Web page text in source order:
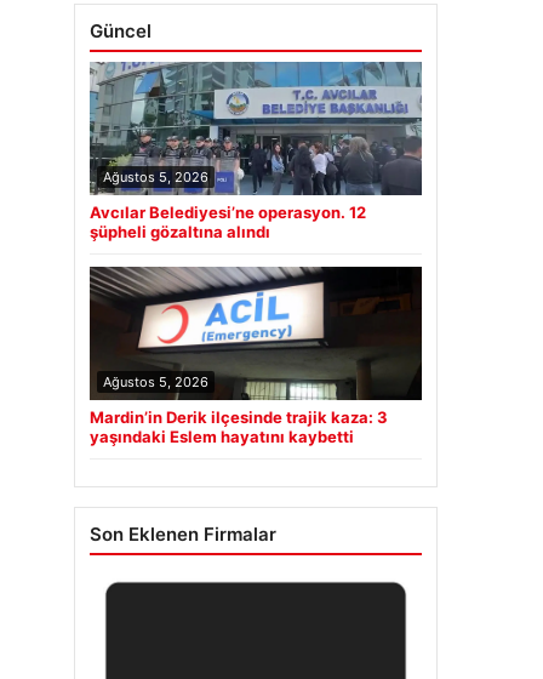
Güncel
Ağustos 5, 2026
Avcılar Belediyesi’ne operasyon. 12
şüpheli gözaltına alındı
Ağustos 5, 2026
Mardin’in Derik ilçesinde trajik kaza: 3
yaşındaki Eslem hayatını kaybetti
Son Eklenen Firmalar